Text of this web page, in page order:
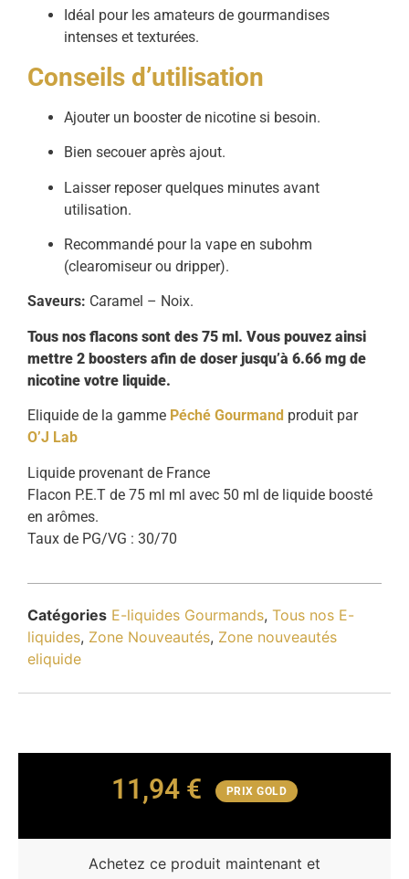
Idéal pour les amateurs de gourmandises
intenses et texturées.
Conseils d’utilisation
Ajouter un booster de nicotine si besoin.
Bien secouer après ajout.
Laisser reposer quelques minutes avant
utilisation.
Recommandé pour la vape en subohm
(clearomiseur ou dripper).
Saveurs: Caramel – Noix.
Tous nos flacons sont des 75 ml. Vous pouvez ainsi
mettre 2 boosters afin de doser jusqu’à 6.66 mg de
nicotine votre liquide.
Eliquide de la gamme Péché Gourmand produit par
O’J Lab
Liquide provenant de France
Flacon P.E.T de 75 ml ml avec 50 ml de liquide boosté
en arômes.
Taux de PG/VG : 30/70
Catégories E-liquides Gourmands, Tous nos E-
liquides, Zone Nouveautés, Zone nouveautés
eliquide
11,94 € PRIX GOLD
Achetez ce produit maintenant et